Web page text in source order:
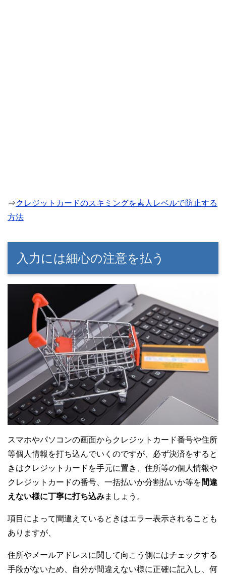
⇒クレジットカードのスキミングを素人レベルで防止する
方法
入力には細心の注意を払う
スマホやパソコンの画面からクレジットカード番号や住所
等個人情報を打ち込んでいくのですが、必ず決済をすると
きはクレジットカードを手元に置き、住所等の個人情報や
クレジットカードの番号、一括払いか分割払いか等を間違
えない様に丁寧に打ち込みましょう。
項目によって間違えているときはエラー表示されることも
ありますが、
住所やメールアドレスに関して向こう側にはチェックする
手段がないため、自分が間違えない様に正確に記入し、何